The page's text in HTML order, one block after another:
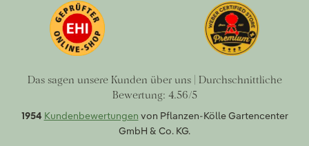
Das sagen unsere Kunden über uns | Durchschnittliche
Bewertung: 4.56/5
1954 Kundenbewertungen von Pflanzen-Kölle Gartencenter
GmbH & Co. KG.